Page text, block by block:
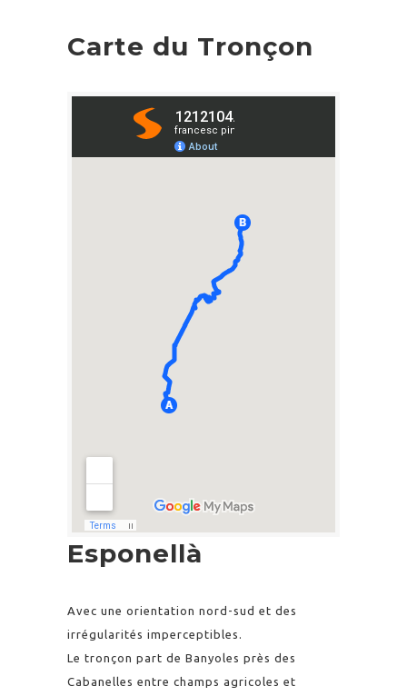
Carte du Tronçon
Esponellà
Avec une orientation nord-sud et des
irrégularités imperceptibles.
Le tronçon part de Banyoles près des
Cabanelles entre champs agricoles et